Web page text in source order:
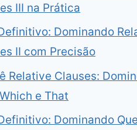
III na Prática
Dominando
II com Precisão
Relative Clauses:
e That
Dominando